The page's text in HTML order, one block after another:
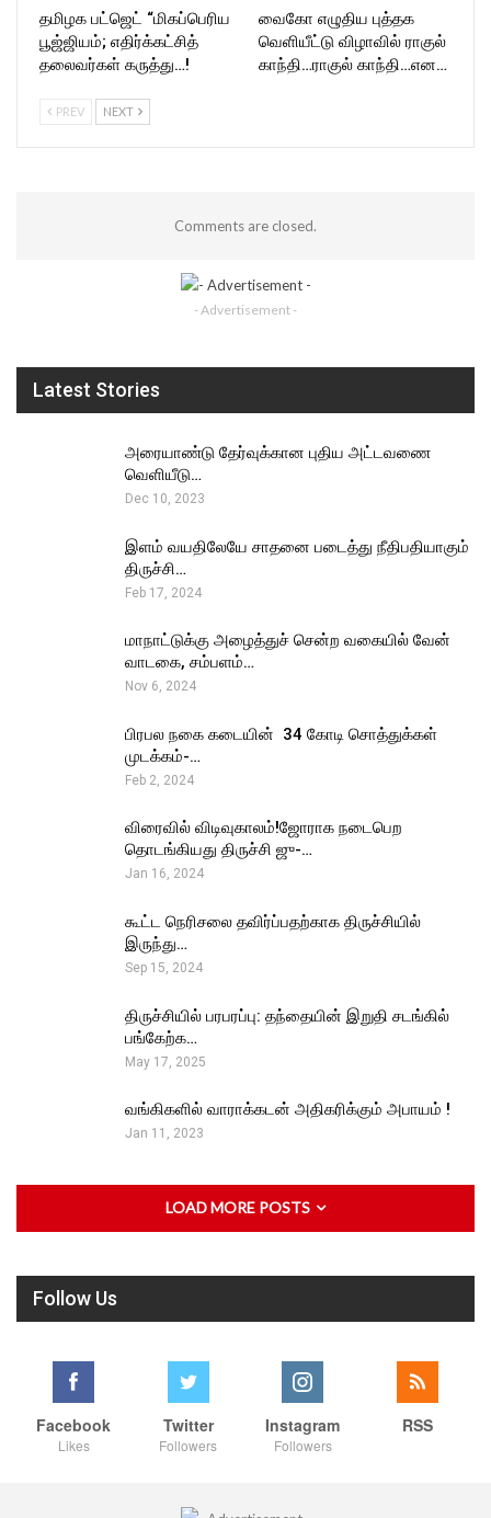
தமிழக பட்ஜெட் “மிகப்பெரிய
பூஜ்ஜியம்; எதிர்க்கட்சித்
தலைவர்கள் கருத்து…!
வைகோ எழுதிய புத்தக
வெளியீட்டு விழாவில் ராகுல்
காந்தி…ராகுல் காந்தி…என…
PREV NEXT
Comments are closed.
- Advertisement -
Latest Stories
அரையாண்டு தேர்வுக்கான புதிய அட்டவணை
வெளியீடு…
Dec 10, 2023
இளம் வயதிலேயே சாதனை படைத்து நீதிபதியாகும்
திருச்சி…
Feb 17, 2024
மாநாட்டுக்கு அழைத்துச் சென்ற வகையில் வேன்
வாடகை, சம்பளம்…
Nov 6, 2024
பிரபல நகை கடையின் ₹ 34 கோடி சொத்துக்கள்
முடக்கம்-…
Feb 2, 2024
விரைவில் விடிவுகாலம்!ஜோராக நடைபெற
தொடங்கியது திருச்சி ஜு-…
Jan 16, 2024
கூட்ட நெரிசலை தவிர்ப்பதற்காக திருச்சியில்
இருந்து…
Sep 15, 2024
திருச்சியில் பரபரப்பு: தந்தையின் இறுதி சடங்கில்
பங்கேற்க…
May 17, 2025
வங்கிகளில் வாராக்கடன் அதிகரிக்கும் அபாயம் !
Jan 11, 2023
LOAD MORE POSTS
Follow Us
Facebook
Likes
Twitter
Followers
Instagram
Followers
RSS